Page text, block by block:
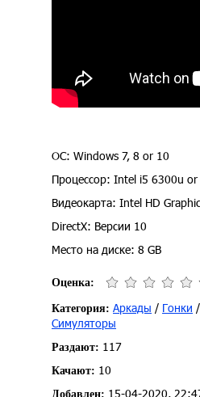
ОС: Windows 7, 8 or 10
Процессор: Intel i5 6300u
Видеокарта: Intel HD
DirectX: Версии 10
Место на диске: 8 GB
Оценка:
Категория: Аркады / Гонки /
Симуляторы
Раздают: 117
Качают: 10
Добавлен: 15-04-2020,